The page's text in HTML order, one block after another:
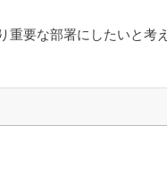
要な部署にしたいと考